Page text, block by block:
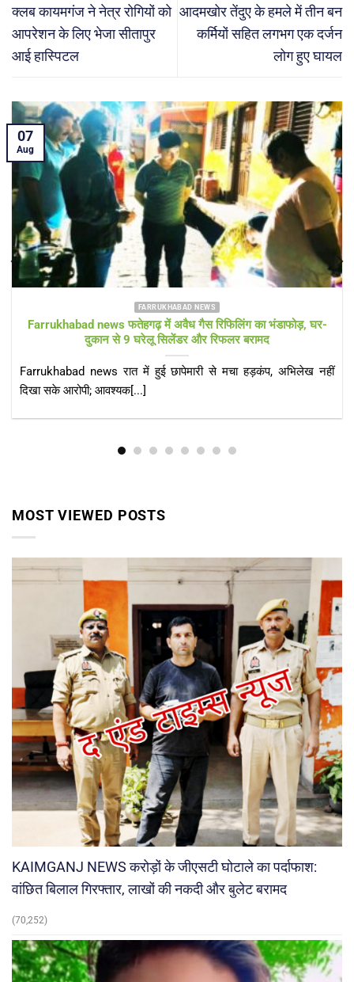
क्लब कायमगंज ने नेत्र रोगियों को
आपरेशन के लिए भेजा सीतापुर
आई हास्पिटल
आदमखोर तेंदुए के हमले में तीन बन
कर्मियों सहित लगभग एक दर्जन
लोग हुए घायल
FARRUKHABAD NEWS KAIMGANJ NEWS
KAIMGANJ NEWS प्रधानमंत्री आवास योजना पर उठे सवाल! कच्चे
टीनशेड में गुजर रही जिंदगी, कई बार गुहार के बाद भी नहीं मिला गरीबों को
पक्का आशियाना
KAIMGANJ NEWS कायमगंज, फर्रुखाबाद। केंद्र सरकार की महत्वाकांक्षी
05
Aug
MOST VIEWED POSTS
KAIMGANJ NEWS करोड़ों के जीएसटी घोटाले का पर्दाफाश:
वांछित बिलाल गिरफ्तार, लाखों की नकदी और बुलेट बरामद
(70,252)